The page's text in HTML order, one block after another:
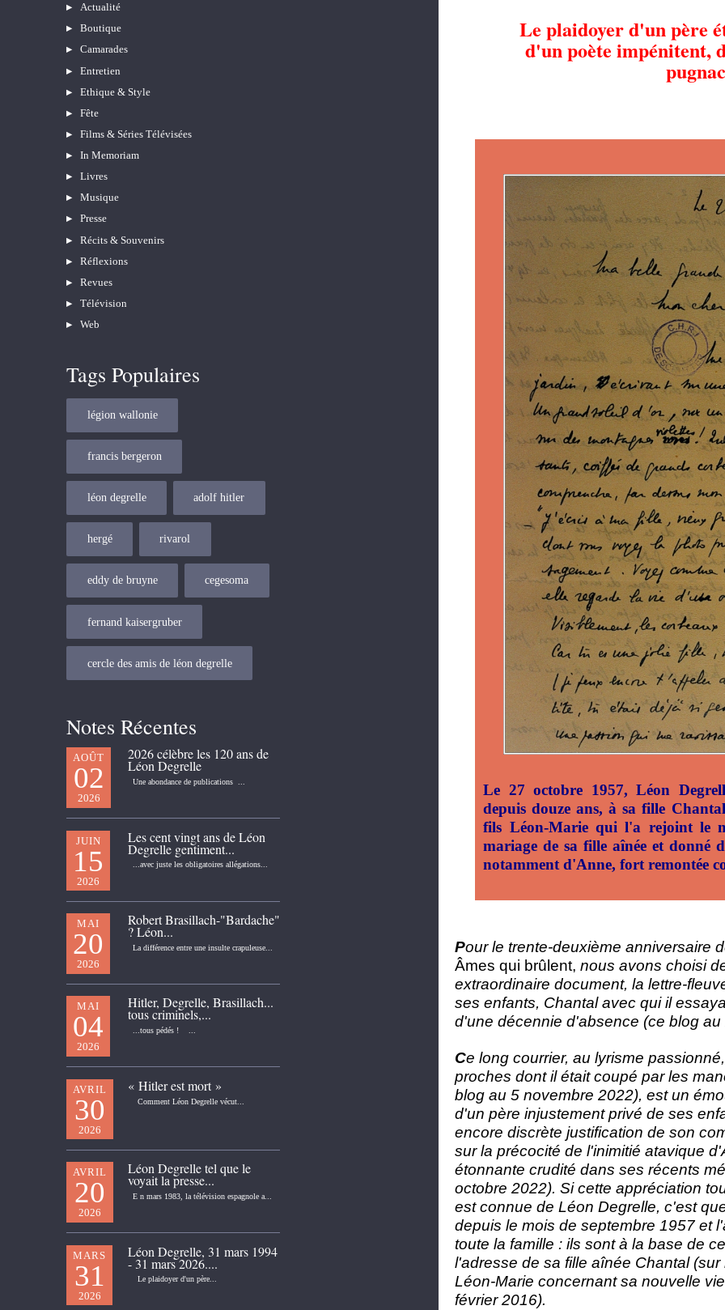
Actualité
Boutique
Camarades
Entretien
Ethique & Style
Fête
Films & Séries Télévisées
In Memoriam
Livres
Musique
Presse
Récits & Souvenirs
Réflexions
Revues
Télévision
Web
Tags Populaires
légion wallonie
francis bergeron
léon degrelle adolf hitler
hergé rivarol
eddy de bruyne cegesoma
fernand kaisergruber
cercle des amis de léon degrelle
Notes Récentes
AOÛT
02
2026
2026 célèbre les 120 ans de
Léon Degrelle
Une abondance de publications ...
JUIN
15
2026
Les cent vingt ans de Léon
Degrelle gentiment...
...avec juste les obligatoires allégations...
MAI
20
2026
Robert Brasillach-"Bardache"
? Léon...
La différence entre une insulte crapuleuse...
MAI
04
2026
Hitler, Degrelle, Brasillach...
tous criminels,...
...tous pédés ! ...
AVRIL
30
2026
« Hitler est mort »
Comment Léon Degrelle vécut...
AVRIL
20
2026
Léon Degrelle tel que le
voyait la presse...
E n mars 1983, la télévision espagnole a...
MARS
31
2026
Léon Degrelle, 31 mars 1994
- 31 mars 2026....
Le plaidoyer d'un père...
Le plaidoyer d'un père
d'un poète impénitent,
Le 27 octobre 1957, Léon
depuis douze ans, à sa fille
fils Léon-Marie qui l'a rejoint le
mariage de sa fille aînée et donné
notamment d'Anne, fort remontée
Pour le trente-deuxième anniversaire
Âmes qui brûlent, nous avons choisi
extraordinaire document, la lettre-
ses enfants, Chantal avec qui il
d'une décennie d'absence (ce blog
Ce long courrier, au lyrisme
proches dont il était coupé par les
blog au 5 novembre 2022), est un
d'un père injustement privé de ses
encore discrète justification de son
sur la précocité de l'inimitié atavique
étonnante crudité dans ses récents
octobre 2022). Si cette appréciation
est connue de Léon Degrelle, c'est
depuis le mois de septembre 1957 et
toute la famille : ils sont à la base de
l'adresse de sa fille aînée Chantal
Léon-Marie concernant sa nouvelle
février 2016).